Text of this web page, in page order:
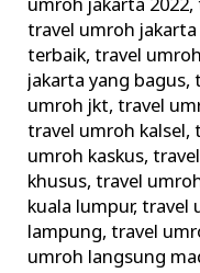
umroh jakarta 2022,
travel umroh
terbaik,travel
jakarta yang bagus,
umroh jkt,travel
travel umroh kalsel,
umroh kaskus,
khusus,travel
kuala lumpur,travel
lampung,travel
umroh langsung